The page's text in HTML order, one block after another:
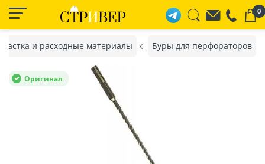
0
и расходные материалы Буры для перфораторов
Оригинал